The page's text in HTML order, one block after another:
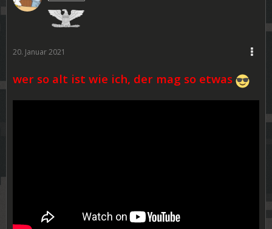
20. Januar 2021
wer so alt ist wie ich, der mag so etwas